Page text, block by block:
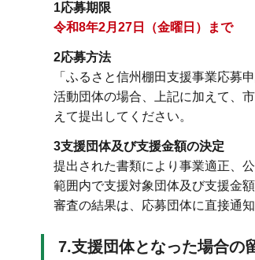
1応募期限
令和8年2月27 日（金曜日）まで
2応募方法
「ふるさと信州棚田支援事業応募
活動団体の場合、上記に加えて、
えて提出してください。
3支援団体及び支援金額の決定
提出された書類により事業適正、
範囲内で支援対象団体及び支援金額
審査の結果は、応募団体に直接通
7.支援団体となった場合の